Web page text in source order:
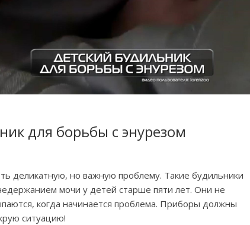
для борьбы с энурезом
деликатную, но важную проблему. Такие будильники
мочи у детей старше пяти лет. Они не
когда начинается проблема. Приборы должны
ситуацию!